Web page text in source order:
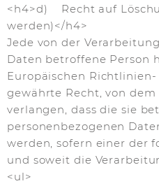
<h4>d) Recht auf
werden)</h4>
Jede von der
Daten betroffene Person
Europäischen
gewährte Recht, von
verlangen, dass die sie
personenbezogenen
werden, sofern einer der
und soweit die
<ul>